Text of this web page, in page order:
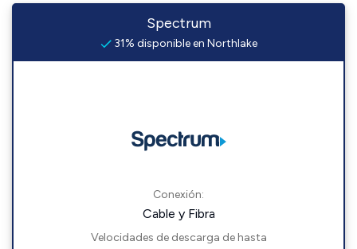
Spectrum
31% disponible en Northlake
Conexión:
Cable y Fibra
Velocidades de descarga de hasta